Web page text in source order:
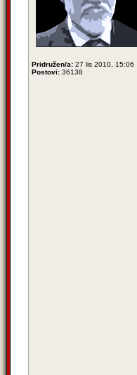
Pridružen/a: 27 lis 2010, 15:06
Postovi: 36138